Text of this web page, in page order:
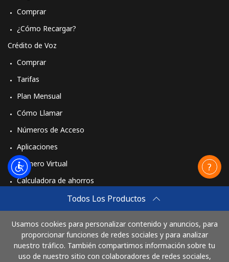
Todos Los Productos
Usamos cookies para personalizar contenido y anuncios, para
proporcionar funciones de redes sociales y para analizar
nuestro tráfico. También compartimos información sobre tu
uso de nuestro sitio con colaboradores de redes sociales,
Comprar
¿Cómo Recargar?
Crédito de Voz
Comprar
Tarifas
Plan Mensual
Cómo Llamar
Números de Acceso
Aplicaciones
Número Virtual
Calculadora de ahorros
Comprar
Cómo funciona